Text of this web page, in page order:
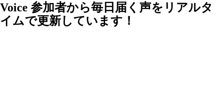
Voice 参加者から毎日届く声をリアルタ
イムで更新しています！